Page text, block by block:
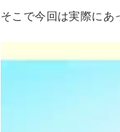
そこで今回は実際にあ